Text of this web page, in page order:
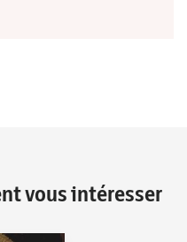
vous intéresser